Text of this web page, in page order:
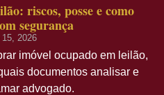
riscos, posse e como
segurança
15, 2026
imóvel ocupado em leilão,
documentos analisar e
advogado.